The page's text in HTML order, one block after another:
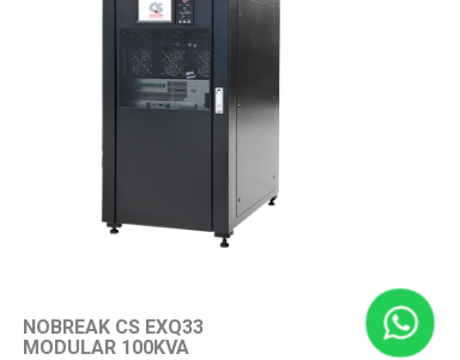
NOBREAK CS EXQ33
MODULAR 100KVA